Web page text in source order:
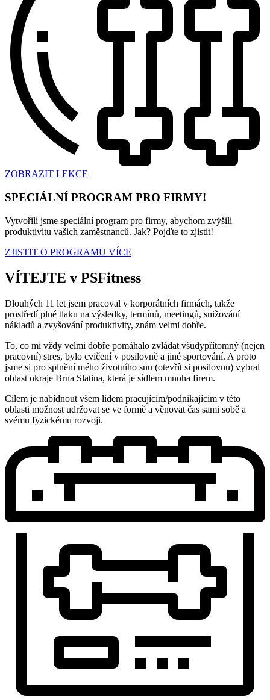
ZOBRAZIT LEKCE
SPECIÁLNÍ PROGRAM PRO FIRMY!
Vytvořili jsme speciální program pro firmy, abychom zvýšili
produktivitu vašich zaměstnanců. Jak? Pojďte to zjistit!
ZJISTIT O PROGRAMU VÍCE
VÍTEJTE v PSFitness
Dlouhých 11 let jsem pracoval v korporátních firmách, takže
prostředí plné tlaku na výsledky, termínů, meetingů, snižování
nákladů a zvyšování produktivity, znám velmi dobře.
To, co mi vždy velmi dobře pomáhalo zvládat všudypřítomný (nejen
pracovní) stres, bylo cvičení v posilovně a jiné sportování. A proto
jsme si pro splnění mého životního snu (otevřít si posilovnu) vybral
oblast okraje Brna Slatina, která je sídlem mnoha firem.
Cílem je nabídnout všem lidem pracujícím/podnikajícím v této
oblasti možnost udržovat se ve formě a věnovat čas sami sobě a
svému fyzickému rozvoji.